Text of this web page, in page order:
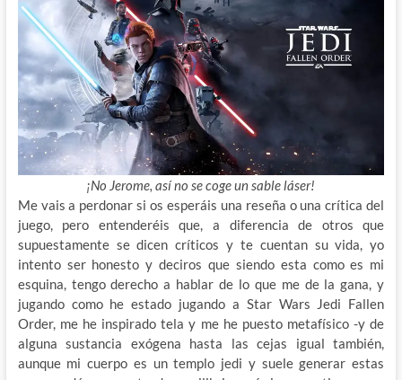
¡No Jerome, así no se coge un sable láser!
Me vais a perdonar si os esperáis una reseña o una crítica del
juego, pero entenderéis que, a diferencia de otros que
supuestamente se dicen críticos y te cuentan su vida, yo
intento ser honesto y deciros que siendo esta como es mi
esquina, tengo derecho a hablar de lo que me de la gana, y
jugando como he estado jugando a Star Wars Jedi Fallen
Order, me he inspirado tela y me he puesto metafísico -y de
alguna sustancia exógena hasta las cejas igual también,
aunque mi cuerpo es un templo jedi y suele generar estas